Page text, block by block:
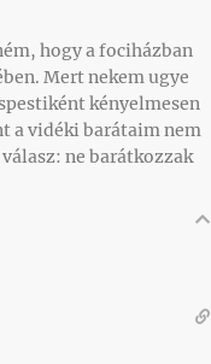
hogy a fociházban
Mert nekem ugye
kényelmesen
a vidéki barátaim nem
ne barátkozzak